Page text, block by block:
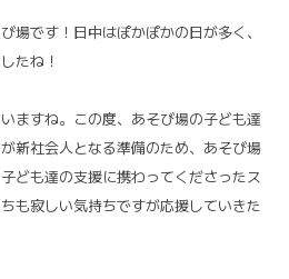
場です！日中はぽかぽかの日が多く、
たね！
ますね。この度、あそび場の子ども達
新社会人となる準備のため、あそび場
ども達の支援に携わってくださったス
も寂しい気持ちですが応援していきた